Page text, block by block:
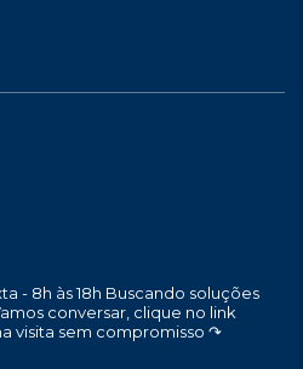
- 8h às 18h Buscando soluções
conversar, clique no link
visita sem compromisso ↷